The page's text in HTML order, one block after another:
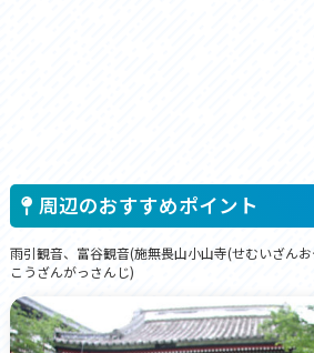
周辺のおすすめポイント
雨引観音、富谷観音(施無畏山小山寺(せむいざん
こうざんがっさんじ)